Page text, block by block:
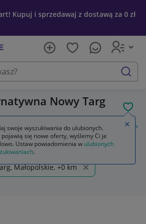
Kupuj i sprzedawaj z dostawą za 0 zł
szukaj
Nowy Targ
i rozrywka Muzyka Muzyka alternatywna
Małopolskie, +0 km
swoje wyszukiwania do ulubionych.
pojawią się nowe oferty, wyślemy Ci je
Ustaw powiadomienia w ulubionych
.